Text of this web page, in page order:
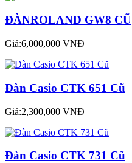
ĐÀNROLAND GW8 CŨ
Giá:6,000,000 VNĐ
Đàn Casio CTK 651 Cũ
Giá:2,300,000 VNĐ
Đàn Casio CTK 731 Cũ